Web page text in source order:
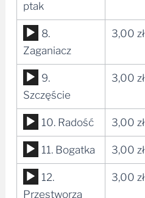
plików
dźwiękowych
ptak
Odtwarzacz
plików
dźwiękowych
8.
Zaganiacz
3,00 zł
Odtwarzacz
plików
dźwiękowych
9.
Szczęście
3,00 zł
Odtwarzacz
plików
dźwiękowych
10. Radość 3,00 zł
Odtwarzacz
plików
dźwiękowych
11. Bogatka 3,00 zł
Odtwarzacz
plików
12.
Przestworza
3,00 zł